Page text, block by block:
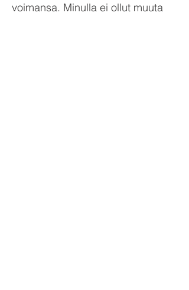
voimansa. Minulla ei ollut muuta